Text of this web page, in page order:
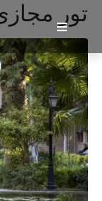
تور